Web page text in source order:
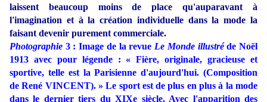
laissent beaucoup moins de place qu'auparavant à
l'imagination et à la création individuelle dans la mode la
faisant devenir purement commerciale.
Photographie 3 : Image de la revue Le Monde illustréde Noël
1913 avec pour légende : « Fière, originale, gracieuse et
sportive, telle est la Parisienne d'aujourd'hui. (Composition
de René VINCENT). » Le sport est de plus en plus à la mode
dans le dernier tiers du XIXe siècle. Avec l'apparition des